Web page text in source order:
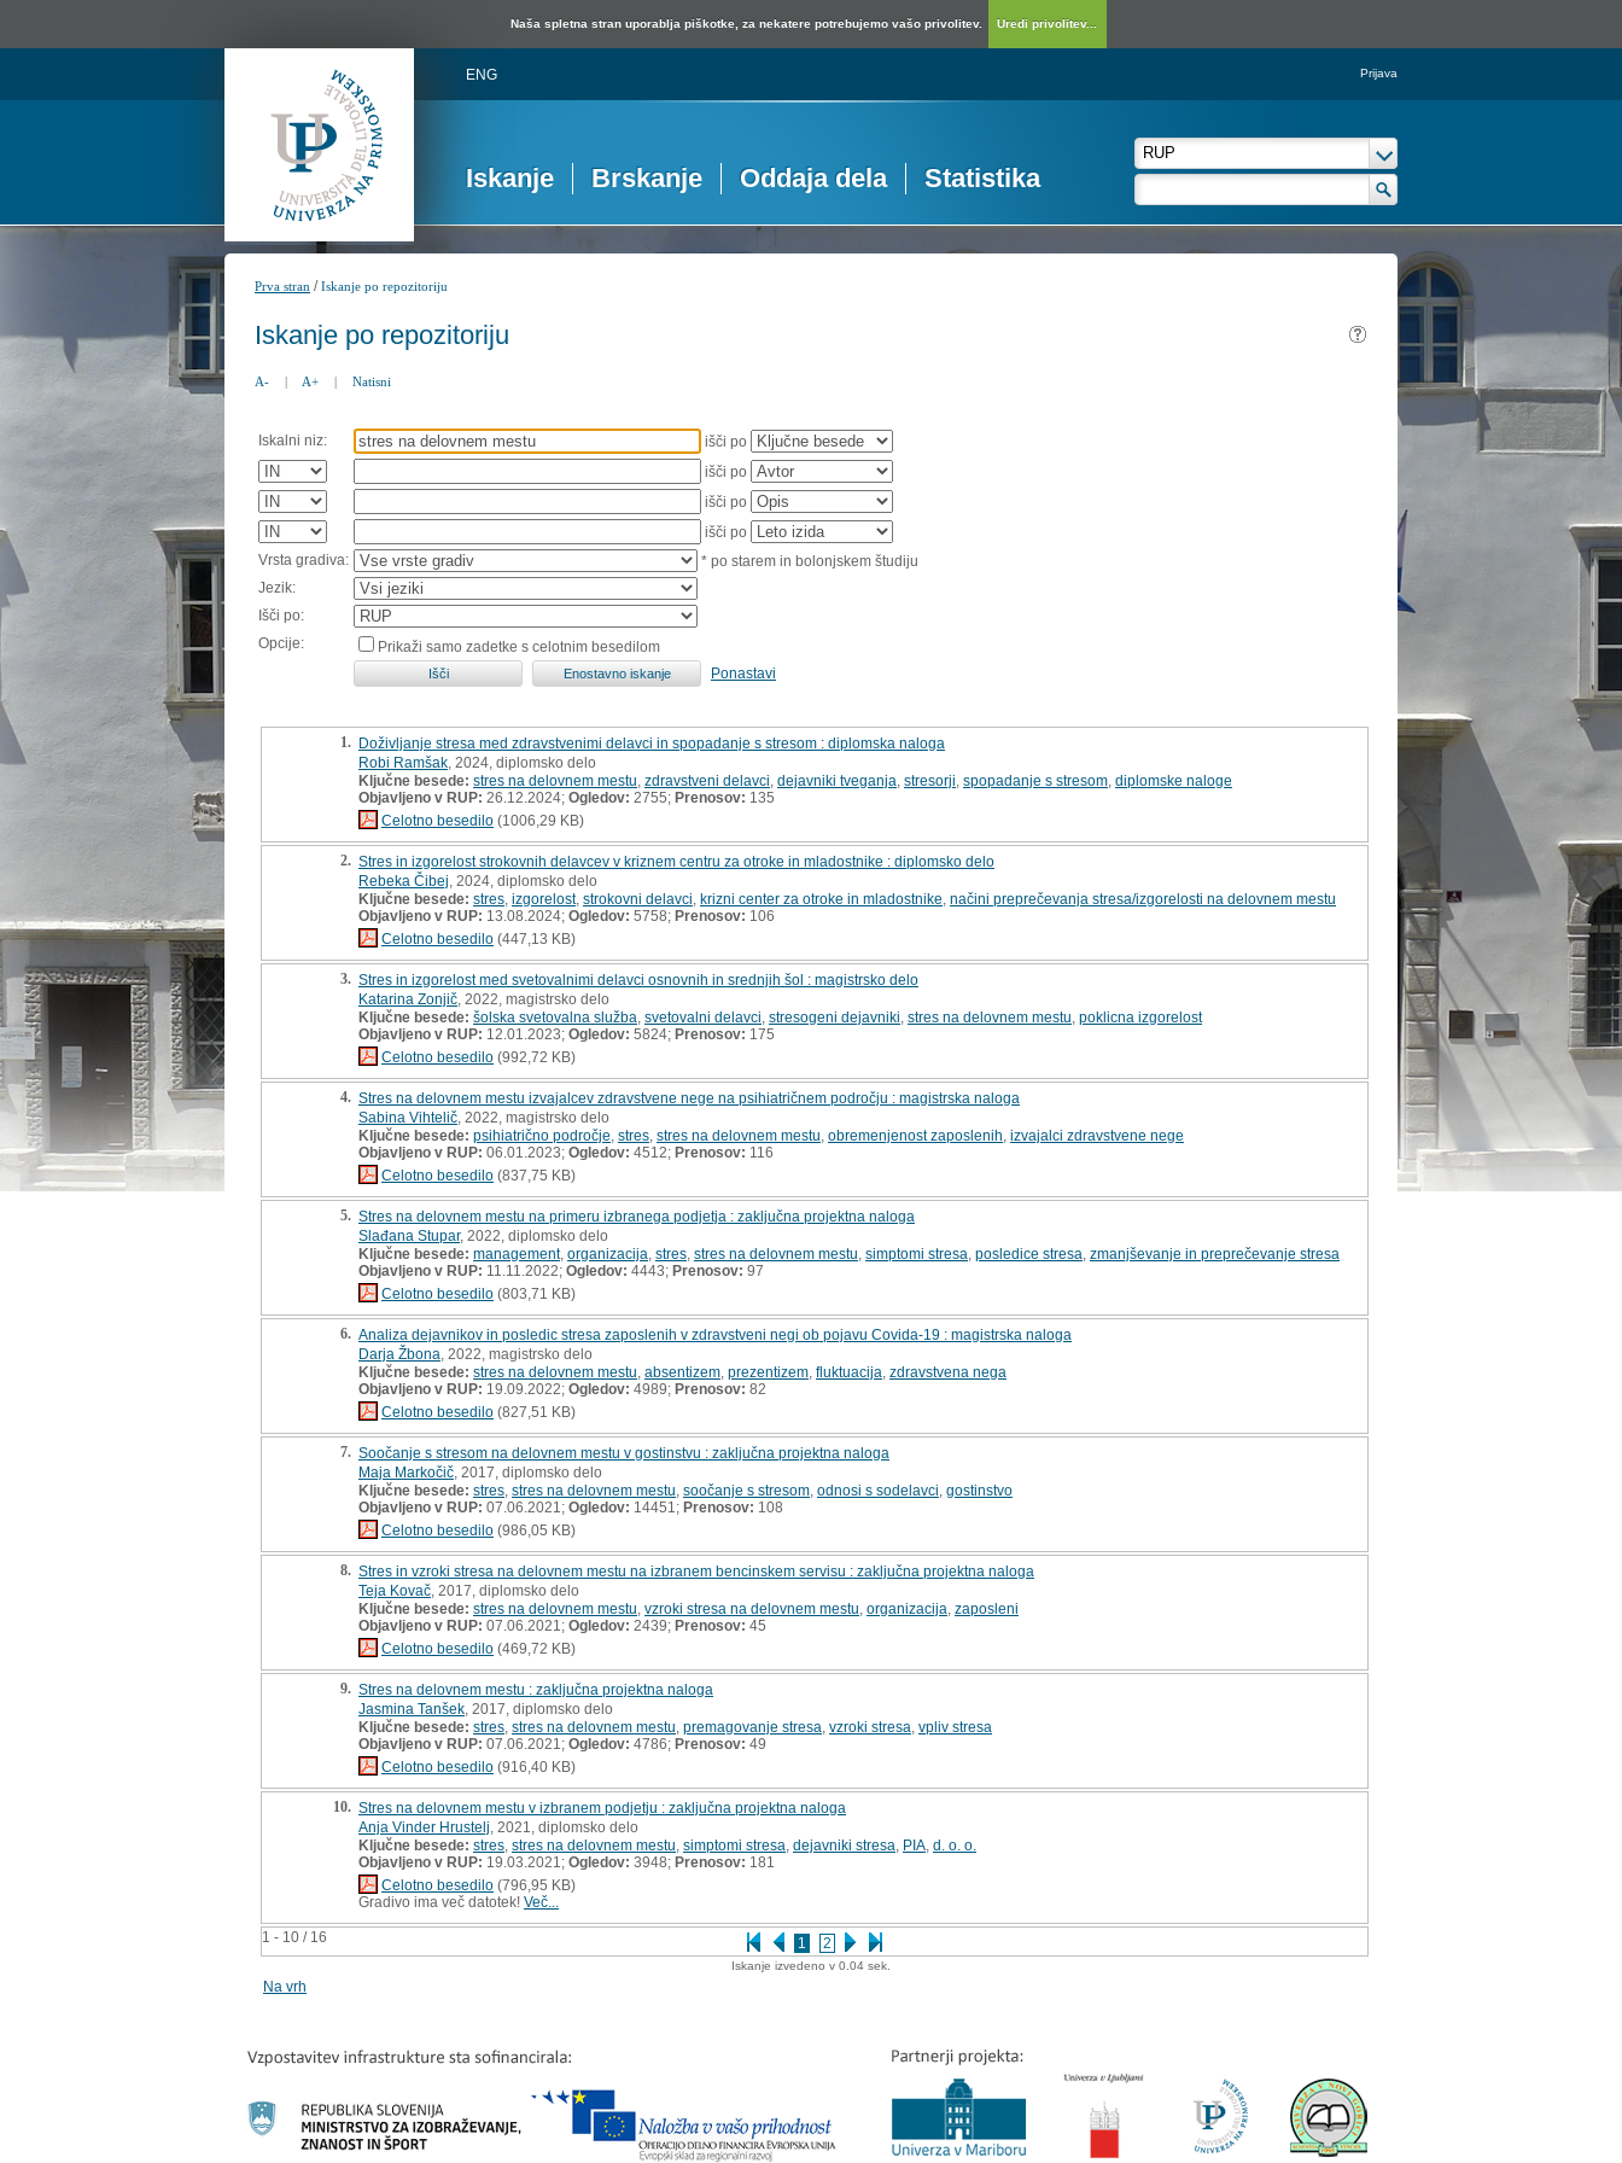
Naša spletna stran uporablja piškotke, za nekatere potrebujemo vašo privolitev. Uredi privolitev...
ENG Prijava
Iskanje Brskanje Oddaja dela Statistika
Prva stran /Iskanje po repozitoriju
Iskanje po repozitoriju
A- | A+ | Natisni
Iskalni niz:
išči po
išči po
išči po
išči po
Vrsta gradiva:
* po starem in bolonjskem študiju
Jezik:
Išči po:
Opcije:
Prikaži samo zadetke s celotnim besedilom
Ponastavi
1 - 10 / 16 1 2
1. Doživljanje stresa med zdravstvenimi delavci in spopadanje s stresom : diplomska naloga
Robi Ramšak , 2024, diplomsko delo
Ključne besede: stres na delovnem mestu zdravstveni delavci dejavniki tveganja stresorji spopadanje s stresom diplomske naloge
Objavljeno v RUP: 26.12.2024; Ogledov: 2755; Prenosov: 135
Celotno besedilo (1006,29 KB)
2. Stres in izgorelost strokovnih delavcev v kriznem centru za otroke in mladostnike : diplomsko delo
Rebeka Čibej , 2024, diplomsko delo
Ključne besede: stres izgorelost, strokovni delavci krizni center za otroke in mladostnike načini preprečevanja stresa/izgorelosti na delovnem mestu
Objavljeno v RUP: 13.08.2024; Ogledov: 5758; Prenosov: 106
Celotno besedilo (447,13 KB)
3. Stres in izgorelost med svetovalnimi delavci osnovnih in srednjih šol : magistrsko delo
Katarina Zonjič , 2022, magistrsko delo
Ključne besede: šolska svetovalna služba svetovalni delavci stresogeni dejavniki stres na delovnem mestu poklicna izgorelost
Objavljeno v RUP: 12.01.2023; Ogledov: 5824; Prenosov: 175
Celotno besedilo (992,72 KB)
4. Stres na delovnem mestu izvajalcev zdravstvene nege na psihiatričnem področju : magistrska naloga
Sabina Vihtelič , 2022, magistrsko delo
Ključne besede: psihiatrično področje stres stres na delovnem mestu obremenjenost zaposlenih izvajalci zdravstvene nege
Objavljeno v RUP: 06.01.2023; Ogledov: 4512; Prenosov: 116
Celotno besedilo (837,75 KB)
5. Stres na delovnem mestu na primeru izbranega podjetja : zaključna projektna naloga
Slađana Stupar, 2022, diplomsko delo
Ključne besede: management, organizacija stres stres na delovnem mestu simptomi stresa posledice stresa zmanjševanje in preprečevanje stresa
Objavljeno v RUP: 11.11.2022; Ogledov: 4443; Prenosov: 97
Celotno besedilo (803,71 KB)
6. Analiza dejavnikov in posledic stresa zaposlenih v zdravstveni negi ob pojavu Covida-19 : magistrska naloga
Darja Žbona , 2022, magistrsko delo
Ključne besede: stres na delovnem mestu absentizem prezentizem fluktuacija zdravstvena nega
Objavljeno v RUP: 19.09.2022; Ogledov: 4989; Prenosov: 82
Celotno besedilo (827,51 KB)
7. Soočanje s stresom na delovnem mestu v gostinstvu : zaključna projektna naloga
Maja Markočič , 2017, diplomsko delo
Ključne besede: stres stres na delovnem mestu soočanje s stresom odnosi s sodelavci gostinstvo
Objavljeno v RUP: 07.06.2021; Ogledov: 14451; Prenosov: 108
Celotno besedilo (986,05 KB)
8. Stres in vzroki stresa na delovnem mestu na izbranem bencinskem servisu : zaključna projektna naloga
Teja Kovač , 2017, diplomsko delo
Ključne besede: stres na delovnem mestu vzroki stresa na delovnem mestu organizacija zaposleni
Objavljeno v RUP: 07.06.2021; Ogledov: 2439; Prenosov: 45
Celotno besedilo (469,72 KB)
9. Stres na delovnem mestu : zaključna projektna naloga
Jasmina Tanšek , 2017, diplomsko delo
Ključne besede: stres stres na delovnem mestu premagovanje stresa vzroki stresa vpliv stresa
Objavljeno v RUP: 07.06.2021; Ogledov: 4786; Prenosov: 49
Celotno besedilo (916,40 KB)
10. Stres na delovnem mestu v izbranem podjetju : zaključna projektna naloga
Anja Vinder Hrustelj , 2021, diplomsko delo
Ključne besede: stres stres na delovnem mestu simptomi stresa dejavniki stresa PIA d. o. o.
Objavljeno v RUP: 19.03.2021; Ogledov: 3948; Prenosov: 181
Celotno besedilo (796,95 KB)
Gradivo ima več datotek! Več...
Iskanje izvedeno v 0.04 sek.
Na vrh